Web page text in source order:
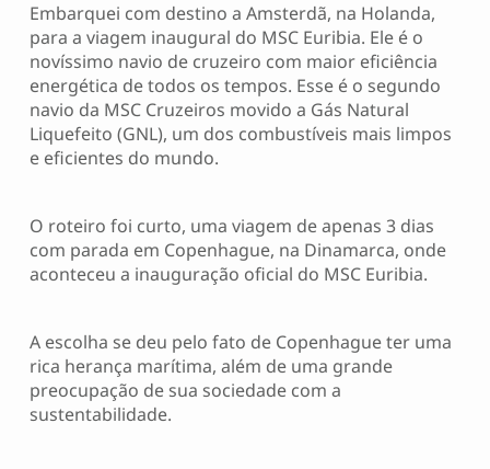
Embarquei com destino a Amsterdã, na Holanda,
para a viagem inaugural do MSC Euribia. Ele é o
novíssimo navio de cruzeiro com maior eficiência
energética de todos os tempos. Esse é o segundo
navio da MSC Cruzeiros movido a Gás Natural
Liquefeito (GNL), um dos combustíveis mais limpos
e eficientes do mundo.
O roteiro foi curto, uma viagem de apenas 3 dias
com parada em Copenhague, na Dinamarca, onde
aconteceu a inauguração oficial do MSC Euribia.
A escolha se deu pelo fato de Copenhague ter uma
rica herança marítima, além de uma grande
preocupação de sua sociedade com a
sustentabilidade.